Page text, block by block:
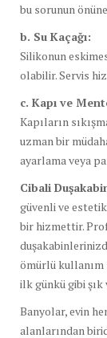
bu sorunun
b. Su Kaçağı:
Silikonun
olabilir. Servis
c. Kapı ve
Kapıların
uzman bir
ayarlama veya
Cibali
güvenli ve
bir hizmettir.
ömürlü kullanım
ilk günkü gibi
Banyolar, evin
alanlarından